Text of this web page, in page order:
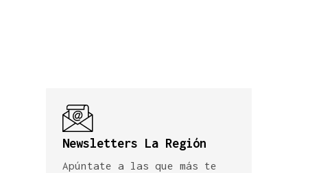
Newsletters La Región
Apúntate a las que más te